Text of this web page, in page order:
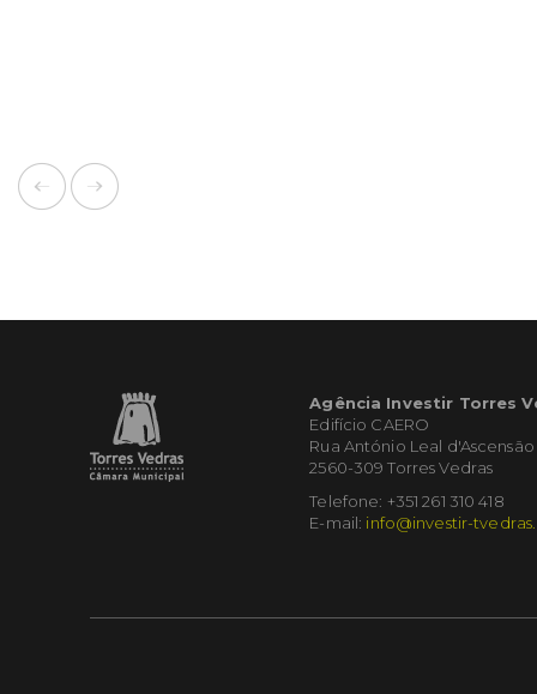
Agência Investir Torres
Edifício CAERO
Rua António Leal d'Ascensão
2560-309 Torres Vedras
Telefone: +351 261 310 418
E-mail: info@investir-